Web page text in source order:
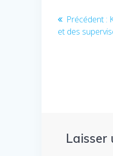
de
Précédent :
et des
Laisser